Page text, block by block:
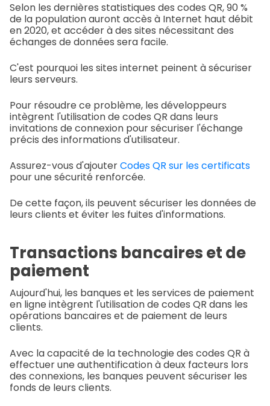
Selon les dernières statistiques des codes QR, 90 %
de la population auront accès à Internet haut débit
en 2020, et accéder à des sites nécessitant des
échanges de données sera facile.
C'est pourquoi les sites internet peinent à sécuriser
leurs serveurs.
Pour résoudre ce problème, les développeurs
intègrent l'utilisation de codes QR dans leurs
invitations de connexion pour sécuriser l'échange
précis des informations d'utilisateur.
Assurez-vous d'ajouterCodes QR sur les certificats
pour une sécurité renforcée.
De cette façon, ils peuvent sécuriser les données de
leurs clients et éviter les fuites d'informations.
Transactions bancaires et de
paiement
Aujourd'hui, les banques et les services de paiement
en ligne intègrent l'utilisation de codes QR dans les
opérations bancaires et de paiement de leurs
clients.
Avec la capacité de la technologie des codes QR à
effectuer une authentification à deux facteurs lors
des connexions, les banques peuvent sécuriser les
fonds de leurs clients.